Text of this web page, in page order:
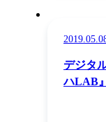
デジタ
ハLAB